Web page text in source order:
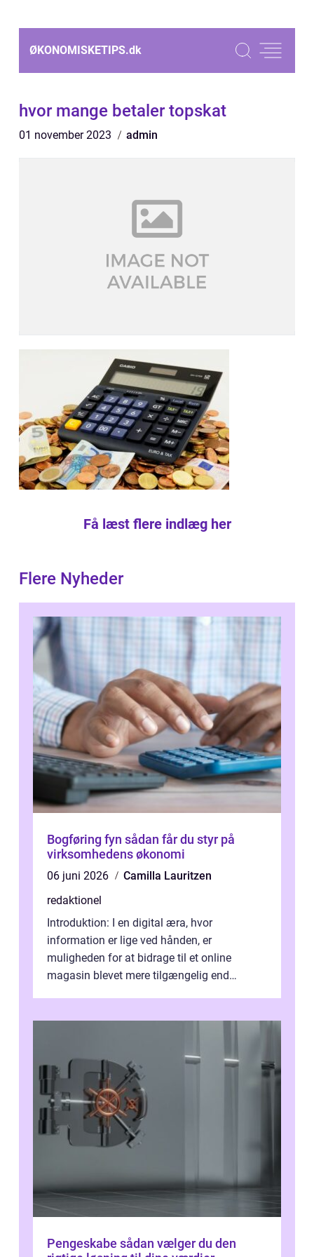
ØKONOMISKETIPS.dk
hvor mange betaler topskat
01 november 2023 admin
Få læst flere indlæg her
Flere Nyheder
Bogføring fyn sådan får du styr på
virksomhedens økonomi
06 juni 2026
Camilla Lauritzen
redaktionel
Introduktion: I en digital æra, hvor
information er lige ved hånden, er
muligheden for at bidrage til et online
magasin blevet mere tilgængelig end
Pengeskabe sådan vælger du den